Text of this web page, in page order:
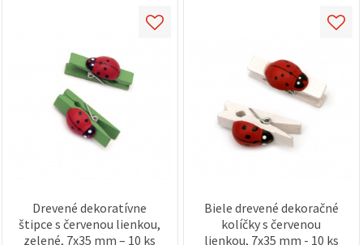
Drevené dekoratívne
štipce s červenou lienkou,
zelené, 7x35 mm – 10 ks
Biele drevené dekoračné
kolíčky s červenou
lienkou, 7x35 mm - 10 ks